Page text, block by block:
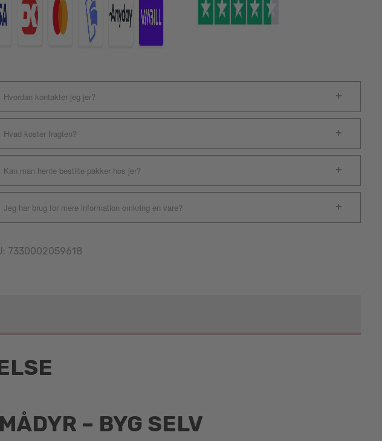
Hvordan kontakter jeg jer?
Hvad koster fragten?
Kan man hente bestilte pakker hos jer?
Jeg har brug for mere information omkring en vare?
7330002059618
– BYG SELV